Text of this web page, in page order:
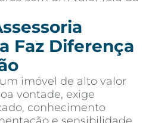
Faz Diferença
imóvel de alto valor
vontade, exige
conhecimento